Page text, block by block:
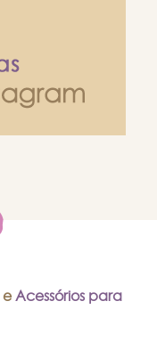
e Acessórios para